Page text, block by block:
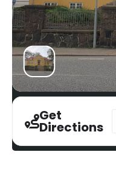
Get
Directions